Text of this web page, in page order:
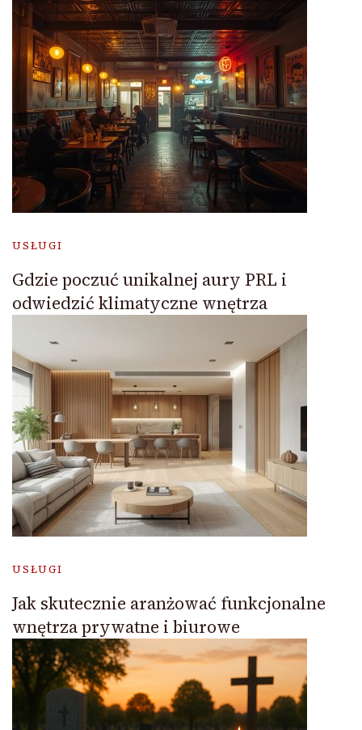
USŁUGI
Gdzie poczuć unikalnej aury PRL i
odwiedzić klimatyczne wnętrza
USŁUGI
Jak skutecznie aranżować funkcjonalne
wnętrza prywatne i biurowe